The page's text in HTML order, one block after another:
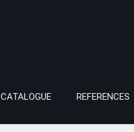
CATALOGUE REFERENCES